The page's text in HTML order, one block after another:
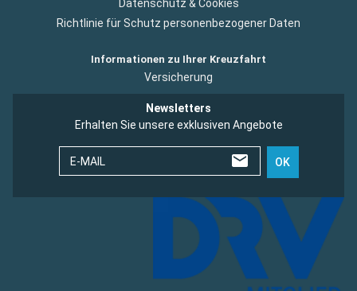
Datenschutz & Cookies
Richtlinie für Schutz personenbezogener Daten
Informationen zu Ihrer Kreuzfahrt
Versicherung
Newsletters
Erhalten Sie unsere exklusiven Angebote
E-MAIL OK